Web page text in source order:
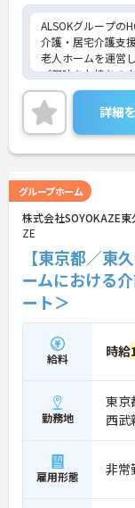
ALSOKグループの
介護・居宅介護支
老人ホームを運営
ご興味をお持ちの
トをお伝えします
いませ。
詳細
グループホーム
株式会社SOYOKAZE
ZE
【東京都／東
ームにおける
ート＞
給料 時給
勤務地
東京
西武
雇用形態 非常